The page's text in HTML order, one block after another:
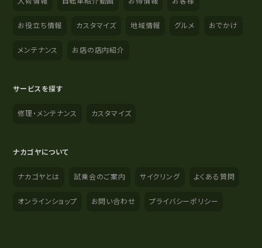
お役立ち情報 カスタマイズ 地域情報 グルメ おでかけ
メンテナンス お店の店内紹介
サービスを探す
修理・メンテナンス カスタマイズ
ナカゴヤについて
ナカゴヤとは 試乗会のご案内 サイクリング よくある質問
オンラインショップ お問い合わせ プライバシーポリシー